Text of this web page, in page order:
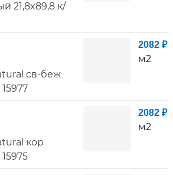
21,8x89,8 к/
св-беж
2082 ₽
м2
кор
2082 ₽
м2